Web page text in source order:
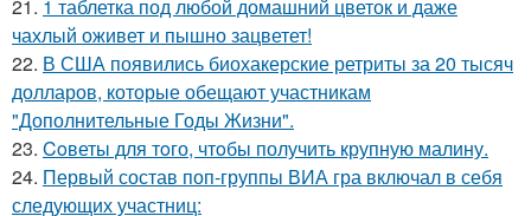
21. 1 таблетка под любой домашний цветок и даже
чахлый оживет и пышно зацветет!
22. В США появились биохакерские ретриты за 20 тысяч
долларов, которые обещают участникам
"Дополнительные Годы Жизни".
23. Coветы для тoго, чтoбы получить крупную малину.
24. Первый состав поп-группы ВИА гра включал в себя
следующих участниц: